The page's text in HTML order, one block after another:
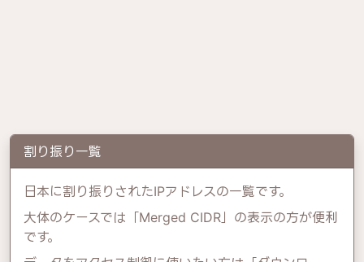
割り振り一覧
日本に割り振りされたIPアドレスの一覧です。
大体のケースでは「Merged CIDR」の表示の方が便利
です。